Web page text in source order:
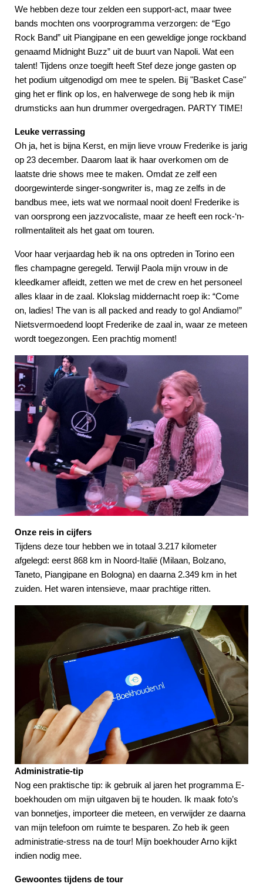
We hebben deze tour zelden een support-act, maar twee
bands mochten ons voorprogramma verzorgen: de “Ego
Rock Band” uit Piangipane en een geweldige jonge rockband
genaamd Midnight Buzz” uit de buurt van Napoli. Wat een
talent! Tijdens onze toegift heeft Stef deze jonge gasten op
het podium uitgenodigd om mee te spelen. Bij "Basket Case"
ging het er flink op los, en halverwege de song heb ik mijn
drumsticks aan hun drummer overgedragen. PARTY TIME!
Leuke verrassing
Oh ja, het is bijna Kerst, en mijn lieve vrouw Frederike is jarig
op 23 december. Daarom laat ik haar overkomen om de
laatste drie shows mee te maken. Omdat ze zelf een
doorgewinterde singer-songwriter is, mag ze zelfs in de
bandbus mee, iets wat we normaal nooit doen! Frederike is
van oorsprong een jazzvocaliste, maar ze heeft een rock-‘n-
rollmentaliteit als het gaat om touren.
Voor haar verjaardag heb ik na ons optreden in Torino een
fles champagne geregeld. Terwijl Paola mijn vrouw in de
kleedkamer afleidt, zetten we met de crew en het personeel
alles klaar in de zaal. Klokslag middernacht roep ik: “Come
on, ladies! The van is all packed and ready to go! Andiamo!”
Nietsvermoedend loopt Frederike de zaal in, waar ze meteen
wordt toegezongen. Een prachtig moment!
Onze reis in cijfers
Tijdens deze tour hebben we in totaal 3.217 kilometer
afgelegd: eerst 868 km in Noord-Italië (Milaan, Bolzano,
Taneto, Piangipane en Bologna) en daarna 2.349 km in het
zuiden. Het waren intensieve, maar prachtige ritten.
Administratie-tip
Nog een praktische tip: ik gebruik al jaren het programma E-
boekhouden om mijn uitgaven bij te houden. Ik maak foto’s
van bonnetjes, importeer die meteen, en verwijder ze daarna
van mijn telefoon om ruimte te besparen. Zo heb ik geen
administratie-stress na de tour! Mijn boekhouder Arno kijkt
indien nodig mee.
Gewoontes tijdens de tour